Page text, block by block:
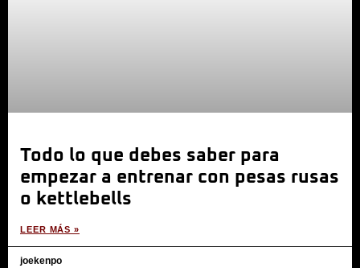
Todo lo que debes saber para
empezar a entrenar con pesas rusas
o kettlebells
LEER MÁS »
joekenpo